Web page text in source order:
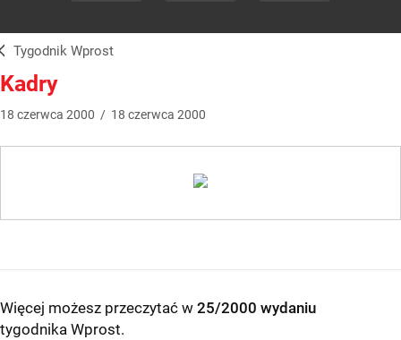
Tygodnik Wprost
Kadry
18 czerwca 2000 / 18 czerwca 2000
Więcej możesz przeczytać w 25/2000 wydaniu
tygodnika Wprost.